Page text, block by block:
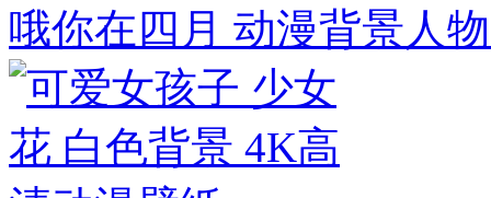
哦你在四月 动漫背景人